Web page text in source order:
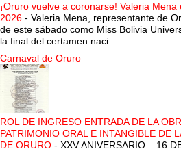
¡Oruro vuelve a coronarse! Valeria
2026 - Valeria Mena, representante de
de este sábado como Miss Bolivia
la final del certamen naci...
Carnaval de Oruro
ROL DE INGRESO ENTRADA DE LA
PATRIMONIO ORAL E INTANGIBLE DE
DE ORURO - XXV ANIVERSARIO – 16